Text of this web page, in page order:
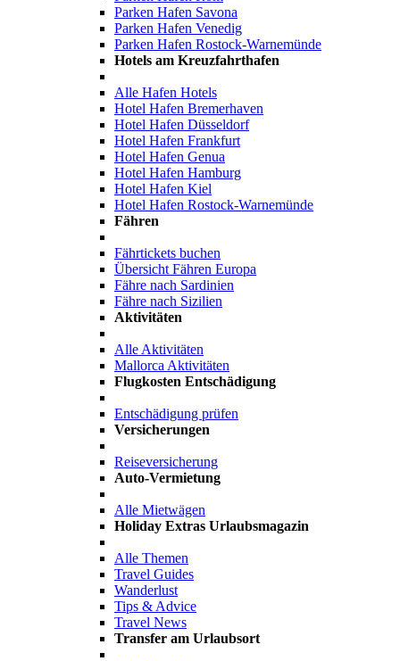
Parken Hafen Savona
Parken Hafen Venedig
Parken Hafen Rostock-Warnemünde
Hotels am Kreuzfahrthafen
Alle Hafen Hotels
Hotel Hafen Bremerhaven
Hotel Hafen Düsseldorf
Hotel Hafen Frankfurt
Hotel Hafen Genua
Hotel Hafen Hamburg
Hotel Hafen Kiel
Hotel Hafen Rostock-Warnemünde
Fähren
Fährtickets buchen
Übersicht Fähren Europa
Fähre nach Sardinien
Fähre nach Sizilien
Aktivitäten
Alle Aktivitäten
Mallorca Aktivitäten
Flugkosten Entschädigung
Entschädigung prüfen
Versicherungen
Reiseversicherung
Auto-Vermietung
Alle Mietwägen
Holiday Extras Urlaubsmagazin
Alle Themen
Travel Guides
Wanderlust
Tips & Advice
Travel News
Transfer am Urlaubsort